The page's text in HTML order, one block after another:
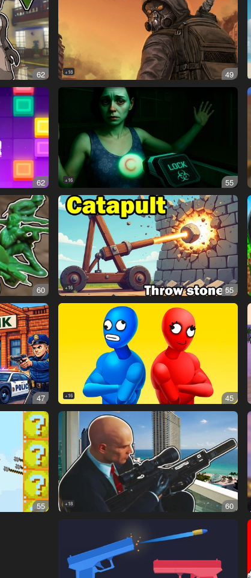
49
18+
62
55
16+
62
55
16+
60
45
16+
47
60
18+
55